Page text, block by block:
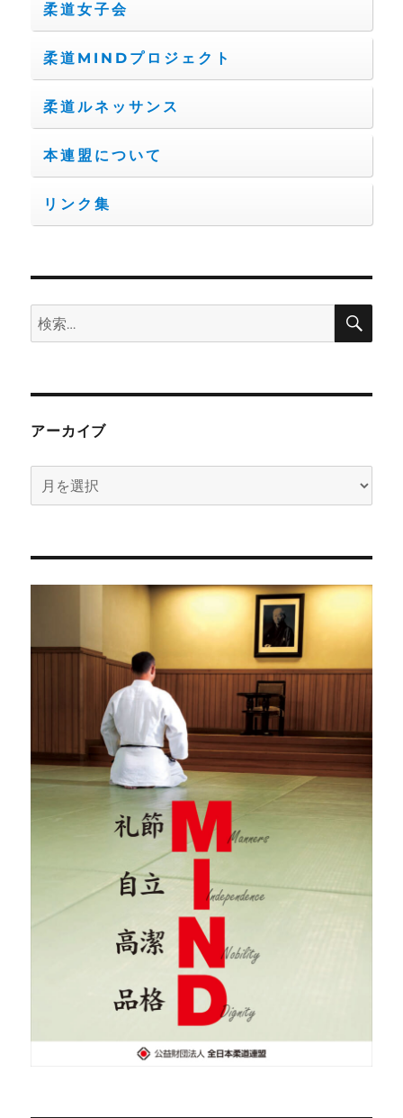
柔道女子会
柔道MINDプロジェクト
柔道ルネッサンス
本連盟について
リンク集
検
索:
検
アーカイブ
ー
イ